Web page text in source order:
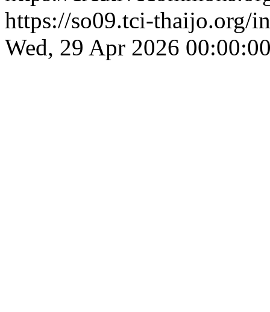
https://so09.tci-thaijo.org/
Wed, 29 Apr 2026